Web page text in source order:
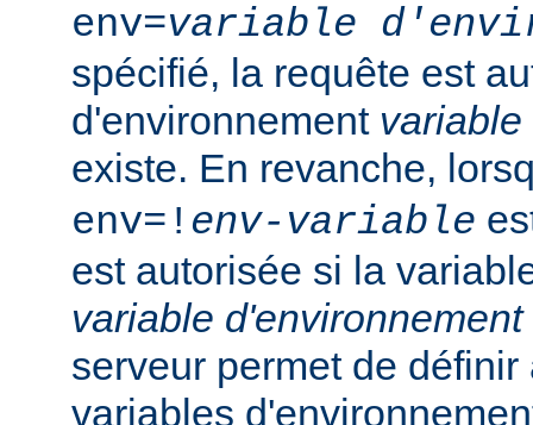
env=variable
spécifié, la requête est
d'environnement
existe. En revanche,
env=! env-variable
est autorisée si la
variable d'environnement
serveur permet de
variables